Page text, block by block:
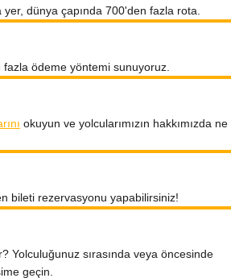
dünya çapında 700'den fazla rota.
ödeme yöntemi sunuyoruz.
okuyun ve yolcularımızın hakkımızda ne
bileti rezervasyonu yapabilirsiniz!
Yolculuğunuz sırasında veya öncesinde
geçin.